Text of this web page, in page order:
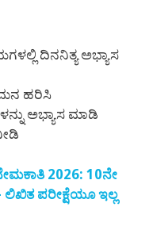
ದಿನನಿತ್ಯ ಅಭ್ಯಾಸ
ಹರಿಸಿ
ಅಭ್ಯಾಸ ಮಾಡಿ
2026: 10ನೇ
ಲಿಖಿತ ಪರೀಕ್ಷೆಯೂ ಇಲ್ಲ